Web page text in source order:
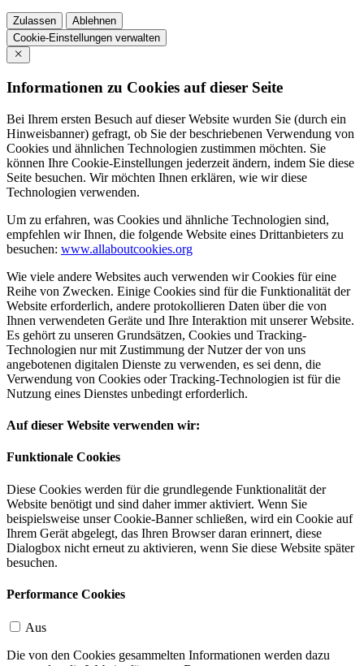
Zulassen
Ablehnen
Cookie-Einstellungen verwalten
Informationen zu Cookies auf dieser Seite
Bei Ihrem ersten Besuch auf dieser Website wurden Sie (durch ein
Hinweisbanner) gefragt, ob Sie der beschriebenen Verwendung von
Cookies und ähnlichen Technologien zustimmen möchten. Sie
können Ihre Cookie-Einstellungen jederzeit ändern, indem Sie diese
Seite besuchen. Wir möchten Ihnen erklären, wie wir diese
Technologien verwenden.
Um zu erfahren, was Cookies und ähnliche Technologien sind,
empfehlen wir Ihnen, die folgende Website eines Drittanbieters zu
besuchen: www.allaboutcookies.org
Wie viele andere Websites auch verwenden wir Cookies für eine
Reihe von Zwecken. Einige Cookies sind für die Funktionalität der
Website erforderlich, andere protokollieren Daten über die von
Ihnen verwendeten Geräte und Ihre Interaktion mit unserer Website.
Es gehört zu unseren Grundsätzen, Cookies und Tracking-
Technologien nur mit Zustimmung der Nutzer der von uns
angebotenen digitalen Dienste zu verwenden, es sei denn, die
Verwendung von Cookies oder Tracking-Technologien ist für die
Nutzung eines Dienstes unbedingt erforderlich.
Auf dieser Website verwenden wir:
Funktionale Cookies
Diese Cookies werden für die grundlegende Funktionalität der
Website benötigt und sind daher immer aktiviert. Wenn Sie
beispielsweise unser Cookie-Banner schließen, wird ein Cookie auf
Ihrem Gerät abgelegt, das Ihren Browser daran erinnert, diese
Dialogbox nicht erneut zu aktivieren, wenn Sie diese Website später
besuchen.
Performance Cookies
Aus
Die von den Cookies gesammelten Informationen werden dazu